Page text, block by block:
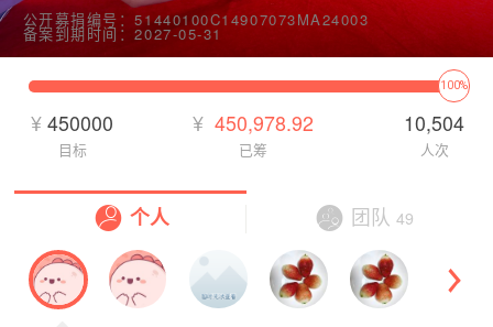
公开募捐编号：51440100C14907073MA24003
备案到期时间：2027-05-31
100%
¥450000
目标
¥ 450,978.92
已筹
10,504
人次
个人 团队 49